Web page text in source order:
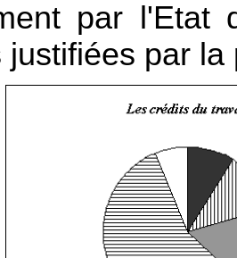
par l'Etat
justifiées par